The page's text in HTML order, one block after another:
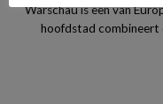
Warschau is een van
hoofdstad combineert